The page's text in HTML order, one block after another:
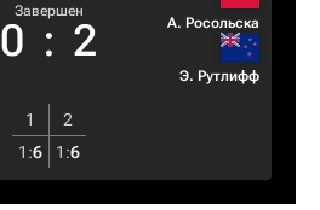
Завершен
0 : 2 А. Росольска
Э. Рутлифф
1
2
1 :6 1 :6